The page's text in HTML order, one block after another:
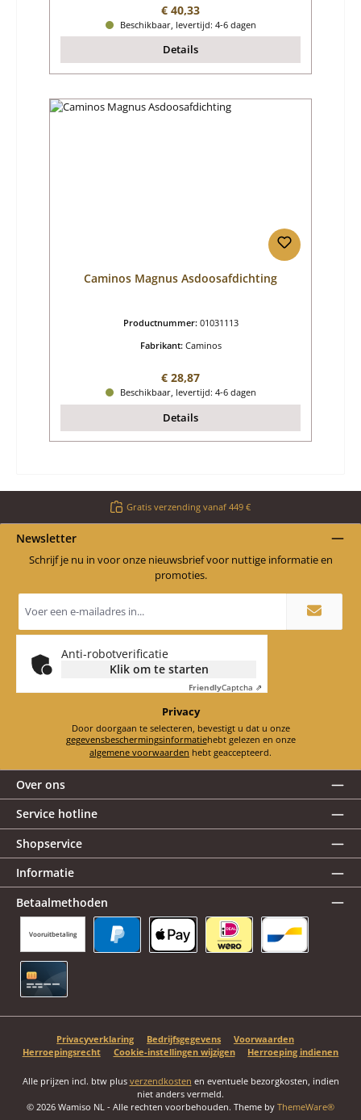
Normale prijs:
€ 40,33
Beschikbaar, levertijd: 4-6 dagen
Details
Caminos Magnus Asdoosafdichting
Productnummer: 01031113
Fabrikant: Caminos
Normale prijs:
€ 28,87
Beschikbaar, levertijd: 4-6 dagen
Details
Gratis verzending vanaf 449 €
Newsletter
Schrijf je nu in voor onze nieuwsbrief voor nuttige informatie en
promoties.
E-
mailadres
Anti-robotverificatie
Klik om te starten
FriendlyCaptcha ⇗
Privacy
Door doorgaan te selecteren, bevestigt u dat u onze
gegevensbeschermingsinformatie
hebt gelezen en onze
algemene voorwaarden hebt geaccepteerd.
Over ons
Service hotline
Shopservice
Informatie
Betaalmethoden
Vooruitbetaling
Privacyverklaring Bedrijfsgegevens
Voorwaarden
Herroepingsrecht
Cookie-instellingen wijzigen Herroeping indienen
Alle prijzen incl. btw plus verzendkosten en eventuele bezorgkosten, indien
niet anders vermeld.
© 2026 Wamiso NL - Alle rechten voorbehouden. Theme by ThemeWare®